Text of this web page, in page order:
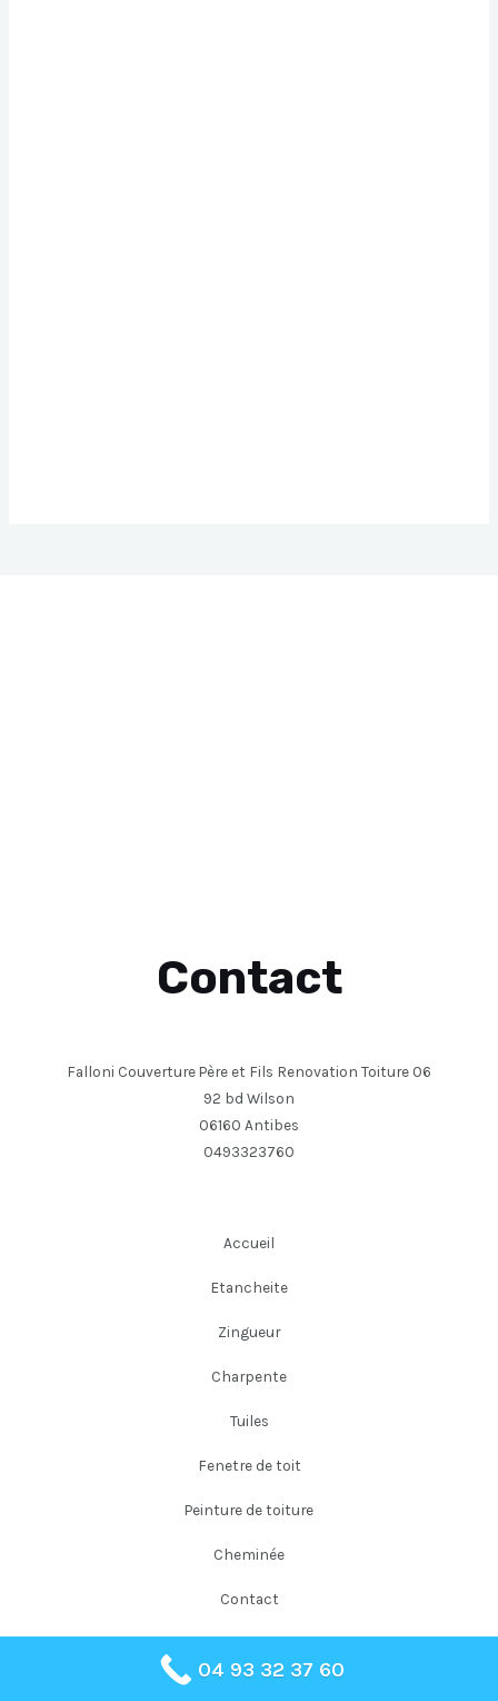
Contact
Falloni Couverture Père et Fils Renovation Toiture 06
92 bd Wilson
06160 Antibes
0493323760
Accueil
Etancheite
Zingueur
Charpente
Tuiles
Fenetre de toit
Peinture de toiture
Cheminée
Contact
Copyright © 2026 Falloni Couverture Père et Fils
04 93 32 37 60